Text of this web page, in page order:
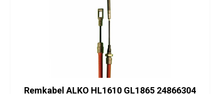
Remkabel ALKO HL1610 GL1865 24866304